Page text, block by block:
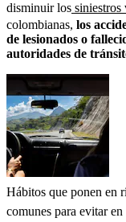
disminuir los siniestros
colombianas, los
de lesionados o
autoridades de
Hábitos que ponen en
comunes para evitar